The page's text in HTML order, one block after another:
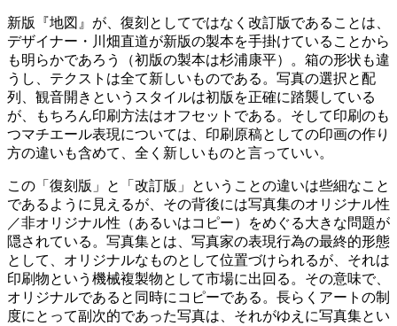
新版『地図』が、復刻としてではなく改訂版であることは、
デザイナー・川畑直道が新版の製本を手掛けていることから
も明らかであろう（初版の製本は杉浦康平）。箱の形状も違
うし、テクストは全て新しいものである。写真の選択と配
列、観音開きというスタイルは初版を正確に踏襲している
が、もちろん印刷方法はオフセットである。そして印刷のも
つマチエール表現については、印刷原稿としての印画の作り
方の違いも含めて、全く新しいものと言っていい。
この「復刻版」と「改訂版」ということの違いは些細なこと
であるように見えるが、その背後には写真集のオリジナル性
／非オリジナル性（あるいはコピー）をめぐる大きな問題が
隠されている。写真集とは、写真家の表現行為の最終的形態
として、オリジナルなものとして位置づけられるが、それは
印刷物という機械複製物として市場に出回る。その意味で、
オリジナルであると同時にコピーである。長らくアートの制
度にとって副次的であった写真は、それがゆえに写真集とい